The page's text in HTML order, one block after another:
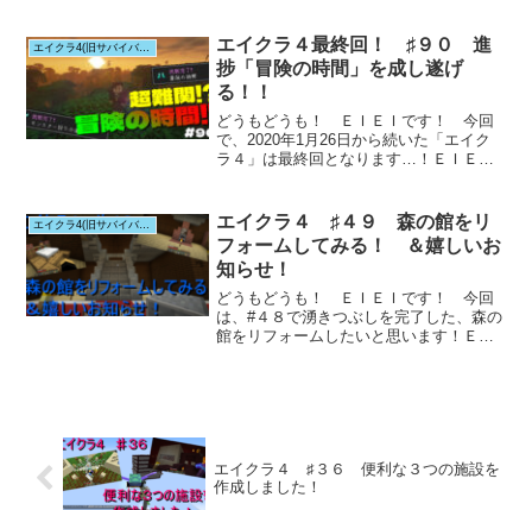
エイクラ4(旧サバイバルシリーズ)
エイクラ４最終回！ ♯９０ 進
捗「冒険の時間」を成し遂げ
る！！
どうもどうも！ ＥＩＥＩです！ 今回
で、2020年1月26日から続いた「エイク
ラ４」は最終回となります…！ＥＩＥＩ
エイクラ4(旧サバイバルシリーズ)
エイクラ４ ♯４９ 森の館をリ
フォームしてみる！ ＆嬉しいお
知らせ！
どうもどうも！ ＥＩＥＩです！ 今回
は、#４８で湧きつぶしを完了した、森の
館をリフォームしたいと思います！ＥＩ
エイクラ４ ♯３６ 便利な３つの施設を
作成しました！